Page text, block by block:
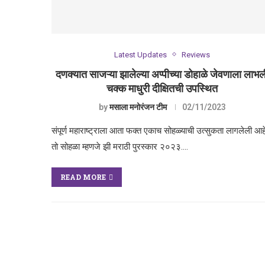
Latest Updates Reviews
दणक्यात साजऱ्या झालेल्या अप्पीच्या डोहाळे जेवणाला
चक्क माधुरी दीक्षितची उपस्थित
byमसाला मनोरंजन टीम 02/11/2023
संपूर्ण महाराष्ट्राला आता फक्त एकाच सोहळ्याची उत्सुकता लागलेली
तो सोहळा म्हणजे झी मराठी पुरस्कार २०२३.…
READ MORE